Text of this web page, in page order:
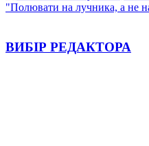
"Полювати на лучника, а не
ВИБІР РЕДАКТОРА